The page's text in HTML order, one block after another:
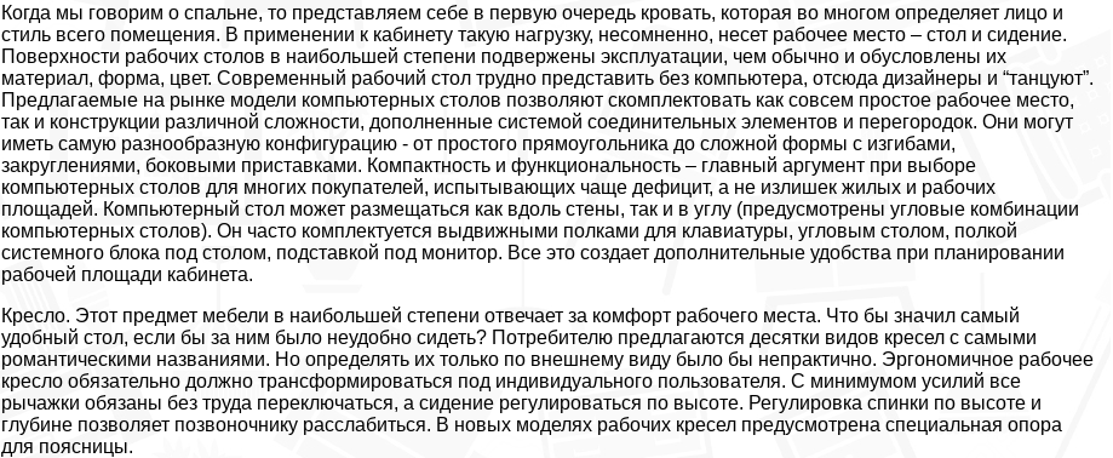
Когда мы говорим о спальне, то представляем себе в первую очередь кровать, которая во многом определяет лицо и
стиль всего помещения. В применении к кабинету такую нагрузку, несомненно, несет рабочее место – стол и сидение.
Поверхности рабочих столов в наибольшей степени подвержены эксплуатации, чем обычно и обусловлены их
материал, форма, цвет. Современный рабочий стол трудно представить без компьютера, отсюда дизайнеры и “танцуют”.
Предлагаемые на рынке модели компьютерных столов позволяют скомплектовать как совсем простое рабочее место,
так и конструкции различной сложности, дополненные системой соединительных элементов и перегородок. Они могут
иметь самую разнообразную конфигурацию - от простого прямоугольника до сложной формы с изгибами,
закруглениями, боковыми приставками. Компактность и функциональность – главный аргумент при выборе
компьютерных столов для многих покупателей, испытывающих чаще дефицит, а не излишек жилых и рабочих
площадей. Компьютерный стол может размещаться как вдоль стены, так и в углу (предусмотрены угловые комбинации
компьютерных столов). Он часто комплектуется выдвижными полками для клавиатуры, угловым столом, полкой
системного блока под столом, подставкой под монитор. Все это создает дополнительные удобства при планировании
рабочей площади кабинета.
Кресло. Этот предмет мебели в наибольшей степени отвечает за комфорт рабочего места. Что бы значил самый
удобный стол, если бы за ним было неудобно сидеть? Потребителю предлагаются десятки видов кресел с самыми
романтическими названиями. Но определять их только по внешнему виду было бы непрактично. Эргономичное рабочее
кресло обязательно должно трансформироваться под индивидуального пользователя. С минимумом усилий все
рычажки обязаны без труда переключаться, а сидение регулироваться по высоте. Регулировка спинки по высоте и
глубине позволяет позвоночнику расслабиться. В новых моделях рабочих кресел предусмотрена специальная опора
для поясницы.